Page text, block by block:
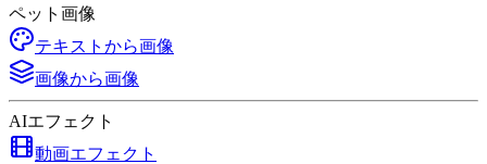
ペット画像
テキストから画像
画像から画像
AIエフェクト
動画エフェクト